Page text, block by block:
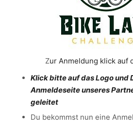
Zur Anmeldung klick auf
Klick bitte auf das Logo und
Anmeldeseite unseres
geleitet
Du bekommst nun eine